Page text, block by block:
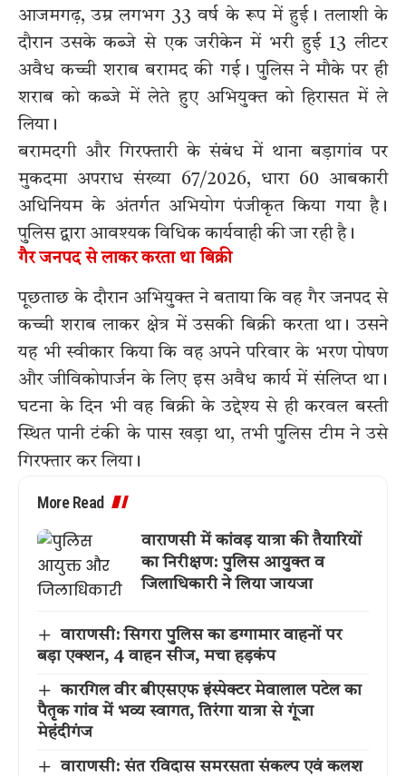
आजमगढ़, उम्र लगभग 33 वर्ष के रूप में हुई। तलाशी के
दौरान उसके कब्जे से एक जरीकेन में भरी हुई 13 लीटर
अवैध कच्ची शराब बरामद की गई। पुलिस ने मौके पर ही
शराब को कब्जे में लेते हुए अभियुक्त को हिरासत में ले
लिया।
बरामदगी और गिरफ्तारी के संबंध में थाना बड़ागांव पर
मुकदमा अपराध संख्या 67/2026, धारा 60 आबकारी
अधिनियम के अंतर्गत अभियोग पंजीकृत किया गया है।
पुलिस द्वारा आवश्यक विधिक कार्यवाही की जा रही है।
गैर जनपद से लाकर करता था बिक्री
पूछताछ के दौरान अभियुक्त ने बताया कि वह गैर जनपद से
कच्ची शराब लाकर क्षेत्र में उसकी बिक्री करता था। उसने
यह भी स्वीकार किया कि वह अपने परिवार के भरण पोषण
और जीविकोपार्जन के लिए इस अवैध कार्य में संलिप्त था।
घटना के दिन भी वह बिक्री के उद्देश्य से ही करवल बस्ती
स्थित पानी टंकी के पास खड़ा था, तभी पुलिस टीम ने उसे
गिरफ्तार कर लिया।
More Read
वाराणसी में कांवड़ यात्रा की तैयारियों
का निरीक्षण: पुलिस आयुक्त व
जिलाधिकारी ने लिया जायजा
वाराणसी: सिगरा पुलिस का डग्गामार वाहनों पर
बड़ा एक्शन, 4 वाहन सीज, मचा हड़कंप
कारगिल वीर बीएसएफ इंस्पेक्टर मेवालाल पटेल का
पैतृक गांव में भव्य स्वागत, तिरंगा यात्रा से गूंजा
मेहंदीगंज
वाराणसी: संत रविदास समरसता संकल्प एवं कलश